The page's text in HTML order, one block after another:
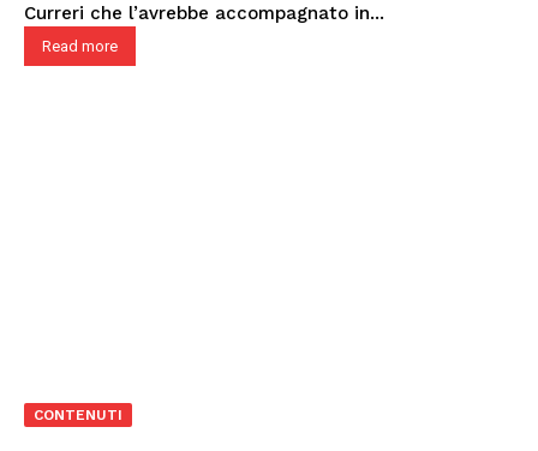
Curreri che l’avrebbe accompagnato in...
Read more
CONTENUTI